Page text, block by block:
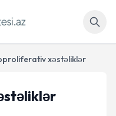
xəstəliklər